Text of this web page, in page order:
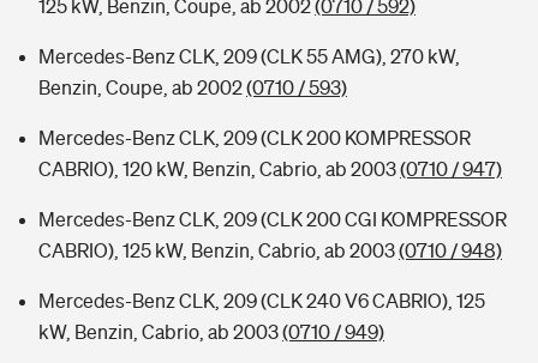
125 kW, Benzin, Coupe, ab 2002(0710 / 592)
Mercedes-Benz CLK, 209 (CLK 55 AMG), 270 kW,
Benzin, Coupe, ab 2002(0710 / 593)
Mercedes-Benz CLK, 209 (CLK 200 KOMPRESSOR
CABRIO), 120 kW, Benzin, Cabrio, ab 2003(0710 / 947)
Mercedes-Benz CLK, 209 (CLK 200 CGI KOMPRESSOR
CABRIO), 125 kW, Benzin, Cabrio, ab 2003(0710 / 948)
Mercedes-Benz CLK, 209 (CLK 240 V6 CABRIO), 125
kW, Benzin, Cabrio, ab 2003(0710 / 949)